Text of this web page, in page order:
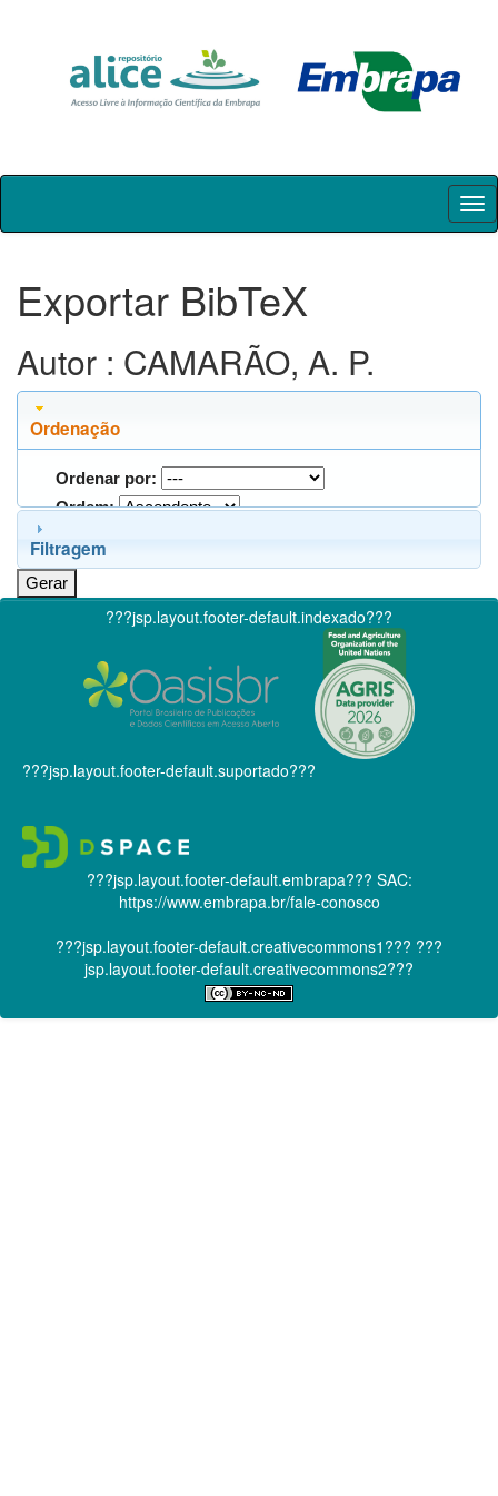
Skip
Exportar BibTeX
Autor : CAMARÃO, A. P.
Ordenação
Ordenar por:
Ordem:
Filtragem
???jsp.layout.footer-default.indexado???
???jsp.layout.footer-default.suportado???
???jsp.layout.footer-default.embrapa??? SAC:
https://www.embrapa.br/fale-conosco
???jsp.layout.footer-default.creativecommons1??? ???
jsp.layout.footer-default.creativecommons2???